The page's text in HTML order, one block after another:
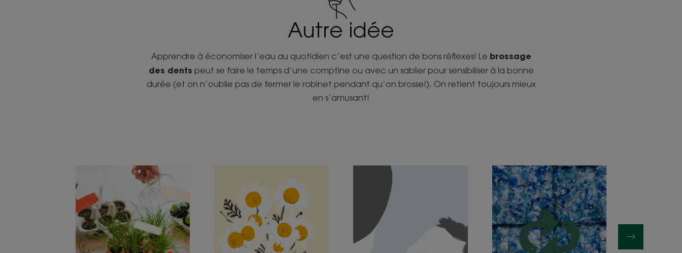
Autre idée
Apprendre à économiser l’eau au quotidien c’est une question de bons réflexes! Le brossage
des dents peut se faire le temps d’une comptine ou avec un sablier pour sensibiliser à la bonne
durée (et on n’oublie pas de fermer le robinet pendant qu’on brosse!). On retient toujours mieux
en s’amusant!
Jardiner
à
la
maison
avec
vos
plante
apaisante
éclaircit
Découvrir
bébé
Découvrir
Tu
tries
ou
tu
trimes?
centaurée